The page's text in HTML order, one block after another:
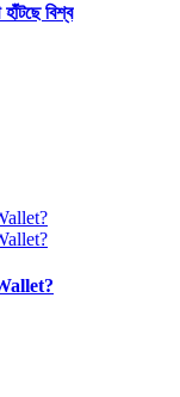
বিশ্ব